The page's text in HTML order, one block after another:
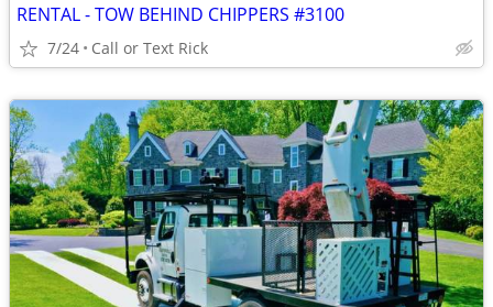
RENTAL - TOW BEHIND CHIPPERS #3100
7/24 Call or Text Rick